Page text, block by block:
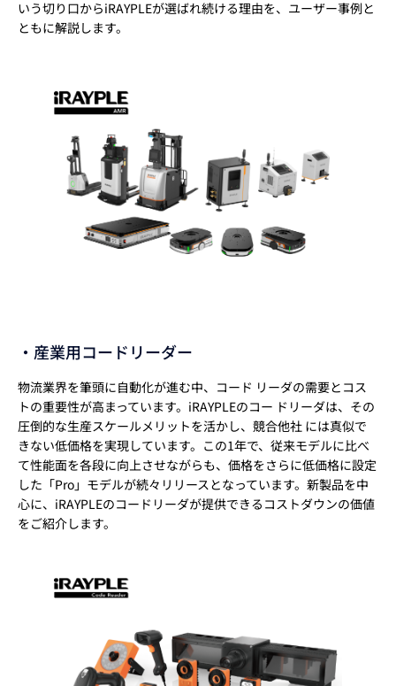
いう切り口からiRAYPLEが選ばれ続ける理由を、ユーザー事例と
ともに解説します。
・産業用コードリーダー
物流業界を筆頭に自動化が進む中、コード リーダの需要とコス
トの重要性が高まっています。iRAYPLEのコー ドリーダは、その
圧倒的な生産スケールメリットを活かし、競合他社 には真似で
きない低価格を実現しています。この1年で、従来モデルに比べ
て性能面を各段に向上させながらも、価格をさらに低価格に設定
した「Pro」モデルが続々リリースとなっています。新製品を中
心に、iRAYPLEのコードリーダが提供できるコストダウンの価値
をご紹介します。